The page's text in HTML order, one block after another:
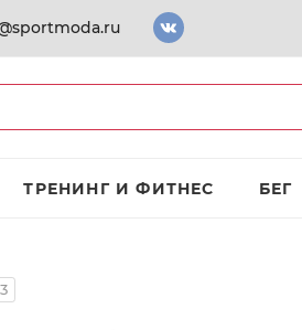
ТРЕНИНГ И ФИТНЕС БЕГ
3